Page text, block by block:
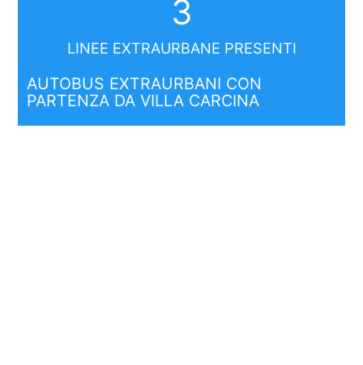
3
LINEE EXTRAURBANE PRESENTI
AUTOBUS EXTRAURBANI CON
PARTENZA DA VILLA CARCINA